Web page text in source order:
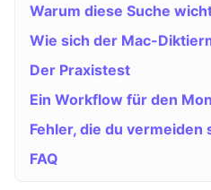
Warum diese Suche
Wie sich der Mac-
Der Praxistest
Ein Workflow für den
Fehler, die du vermeiden
FAQ